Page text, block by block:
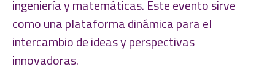
ingeniería y matemáticas. Este evento sirve
como una plataforma dinámica para el
intercambio de ideas y perspectivas
innovadoras.